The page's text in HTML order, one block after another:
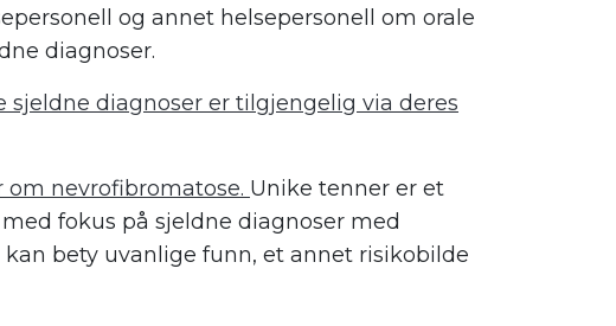
og annet helsepersonell om orale
diagnoser.
diagnoser er tilgjengelig via deres
om nevrofibromatose. Unike tenner er et
fokus på sjeldne diagnoser med
bety uvanlige funn, et annet risikobilde